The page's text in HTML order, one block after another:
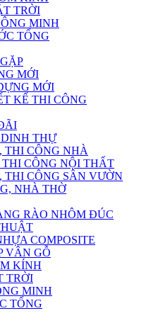
TRỜI
MINH
TỔNG
MỚI
MỚI
KẾ THI CÔNG
THỰ
THI CÔNG NHÀ
CÔNG NỘI THẤT
CÔNG SÂN VƯỜN
NHÀ THỜ
RÀO NHÔM ĐÚC
COMPOSITE
VÂN GỖ
KÍNH
TRỜI
MINH
TỔNG